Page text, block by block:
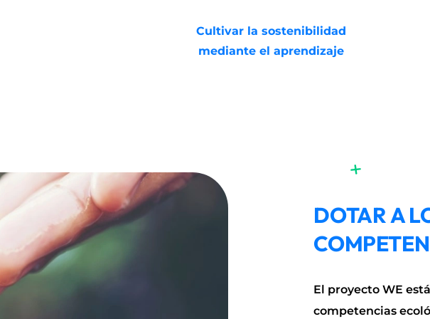
Cultivar la sostenibilidad
mediante el aprendizaje
DOTAR A
El proyecto WE
competencias